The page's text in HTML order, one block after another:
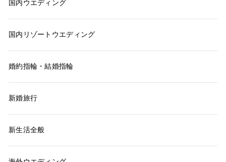
国内ウエディング
国内リゾートウエディング
婚約指輪・結婚指輪
新婚旅行
新生活全般